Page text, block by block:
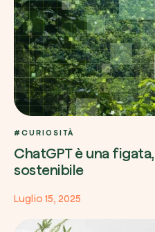
#CURIOSITÀ
ChatGPT è una
sostenibile
Luglio 15, 2025